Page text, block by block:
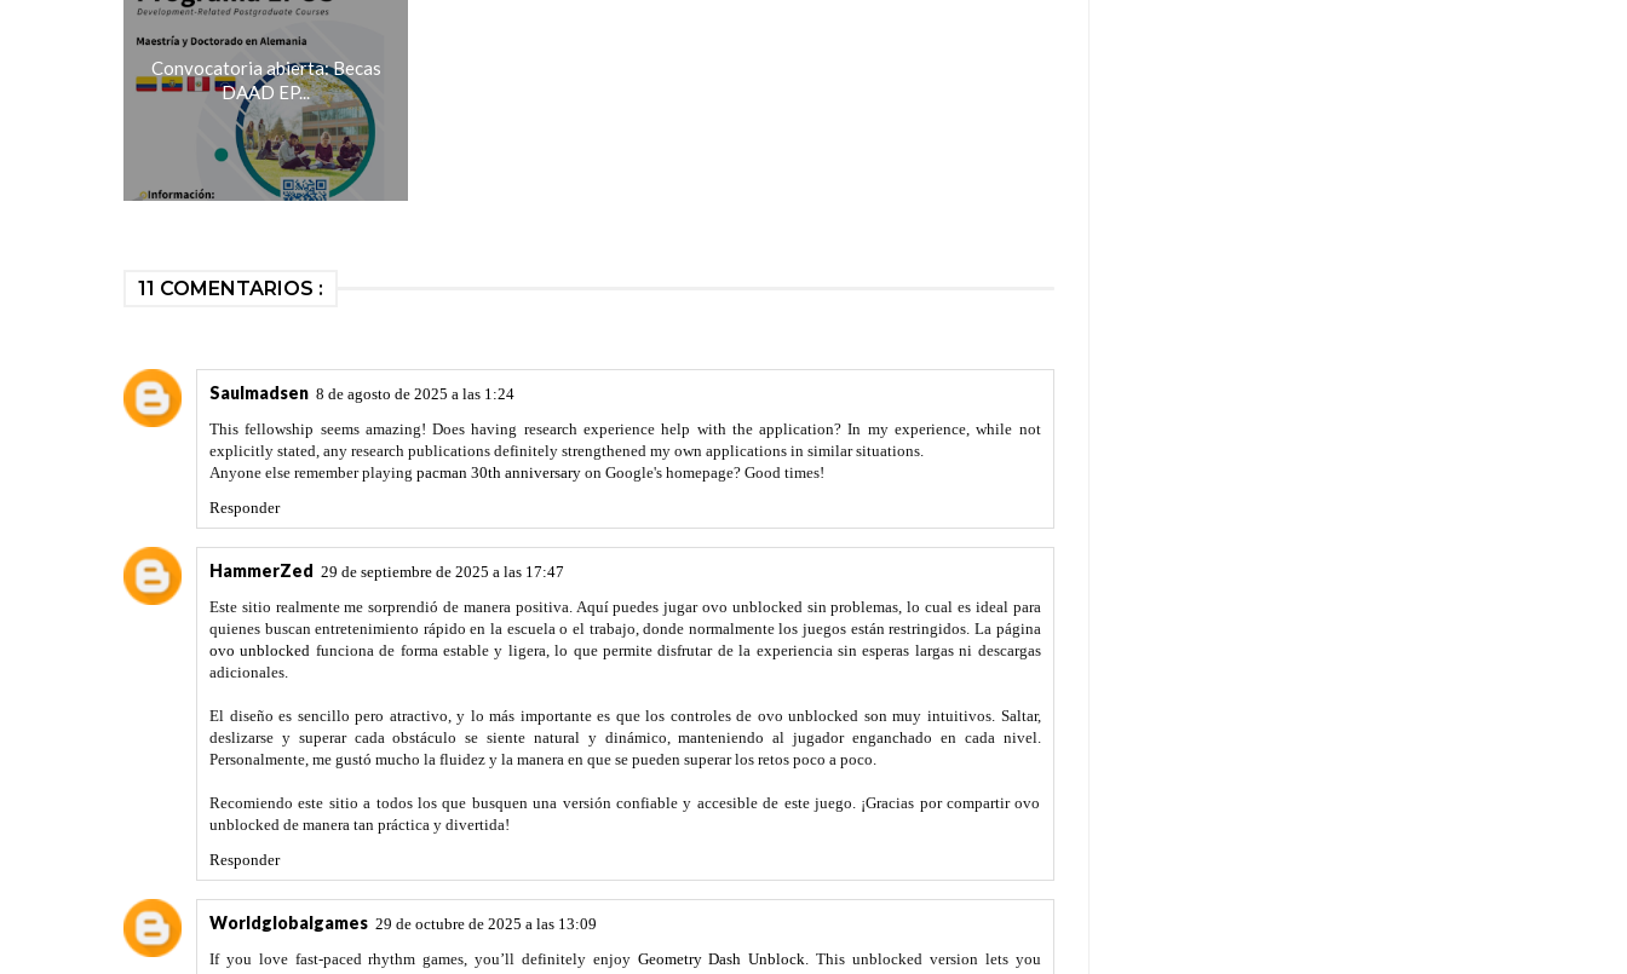
Convocatoria abierta: Becas
DAAD EP...
11 COMENTARIOS :
Saulmadsen 8 de agosto de 2025 a las 1:24
This fellowship seems amazing! Does having research experience help with the application? In my experience, while not
explicitly stated, any research publications definitely strengthened my own applications in similar situations.
Anyone else remember playing pacman 30th anniversary on Google's homepage? Good times!
Responder
HammerZed 29 de septiembre de 2025 a las 17:47
Este sitio realmente me sorprendió de manera positiva. Aquí puedes jugar ovo unblocked sin problemas, lo cual es ideal para
quienes buscan entretenimiento rápido en la escuela o el trabajo, donde normalmente los juegos están restringidos. La página
ovo unblocked funciona de forma estable y ligera, lo que permite disfrutar de la experiencia sin esperas largas ni descargas
adicionales.
El diseño es sencillo pero atractivo, y lo más importante es que los controles de ovo unblocked son muy intuitivos. Saltar,
deslizarse y superar cada obstáculo se siente natural y dinámico, manteniendo al jugador enganchado en cada nivel.
Personalmente, me gustó mucho la fluidez y la manera en que se pueden superar los retos poco a poco.
Recomiendo este sitio a todos los que busquen una versión confiable y accesible de este juego. ¡Gracias por compartir ovo
unblocked de manera tan práctica y divertida!
Responder
Worldglobalgames 29 de octubre de 2025 a las 13:09
If you love fast-paced rhythm games, you’ll definitely enjoy Geometry Dash Unblock. This unblocked version lets you